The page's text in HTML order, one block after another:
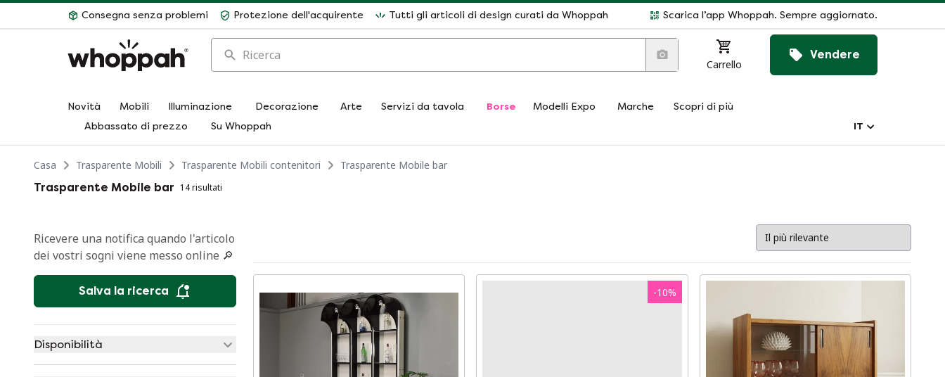
Consegna senza problemi Protezione dell'acquirente Tutti gli articoli di design curati da Whoppah Scarica l’app Whoppah. Sempre aggiornato.
Ricerca
Carrello
Vendere
Novità Mobili Illuminazione Decorazione Arte Servizi da tavola Borse Modelli Expo Marche
Scopri di più
Abbassato di prezzo
Su Whoppah IT
Casa Trasparente Mobili Trasparente Mobili contenitori
Trasparente Mobile bar
Trasparente Mobile bar 14 risultati
Ricevere una notifica quando l'articolo
dei vostri sogni viene messo online 🔎
Salva la ricerca
Disponibilità
-10%